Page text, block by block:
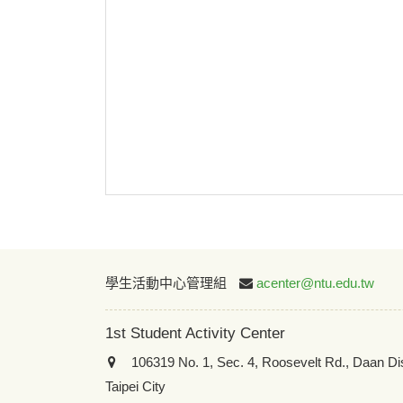
學生活動中心管理組 acenter@ntu.edu.tw
1st Student Activity Center
106319 No. 1, Sec. 4, Roosevelt Rd., Daan
Taipei City